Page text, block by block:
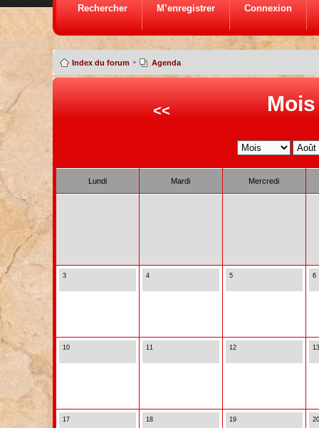
Rechercher M’enregistrer Connexion
Index du forum • Agenda
<<
Lundi Mardi Mercredi
3 4 5 6
10 11 12 13
17 18 19 20